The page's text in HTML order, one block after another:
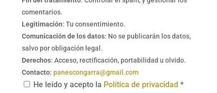
comentarios.
Legitimación: Tu consentimiento.
Comunicación de los datos: No se publicarán los datos,
salvo por obligación legal.
Derechos: Acceso, rectificación, portabilidad u olvido.
Contacto: panescongarra@gmail.com
He leído y acepto la Política de privacidad *